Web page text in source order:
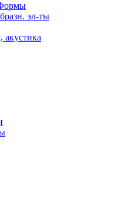
эл-ты
акустика